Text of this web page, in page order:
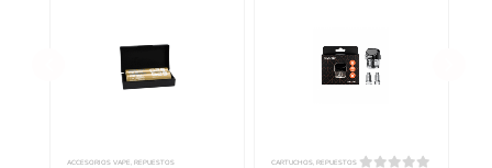
ACCESORIOS VAPE, REPUESTOS CARTUCHOS, REPUESTOS